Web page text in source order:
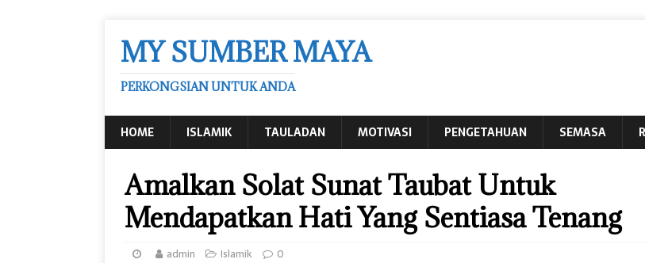
MY SUMBER MAYA
PERKONGSIAN UNTUK ANDA
HOME ISLAMIK TAULADAN MOTIVASI PENGETAHUAN SEMASA
Amalkan Solat Sunat Taubat Untuk
Mendapatkan Hati Yang Sentiasa Tenang
admin Islamik 0